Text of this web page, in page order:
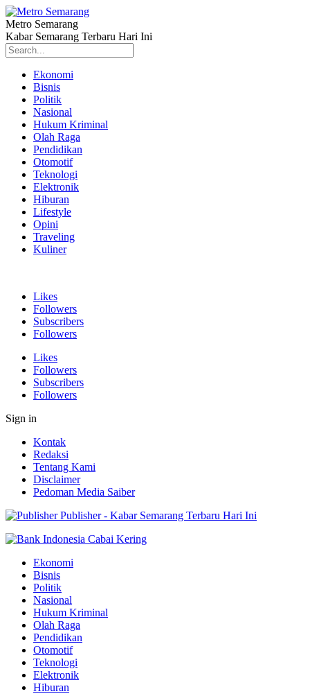
Metro Semarang
Kabar Semarang Terbaru Hari Ini
Ekonomi
Bisnis
Politik
Nasional
Hukum Kriminal
Olah Raga
Pendidikan
Otomotif
Teknologi
Elektronik
Hiburan
Lifestyle
Opini
Traveling
Kuliner
Likes
Followers
Subscribers
Followers
Likes
Followers
Subscribers
Followers
Sign in
Kontak
Redaksi
Tentang Kami
Disclaimer
Pedoman Media Saiber
Publisher - Kabar Semarang Terbaru Hari Ini
Ekonomi
Bisnis
Politik
Nasional
Hukum Kriminal
Olah Raga
Pendidikan
Otomotif
Teknologi
Elektronik
Hiburan